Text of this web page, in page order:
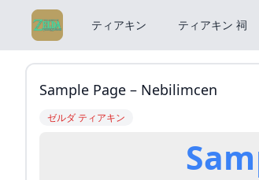
ティアキン ティアキン 祠
Sample Page – Nebilimcen
ゼルダ ティアキン